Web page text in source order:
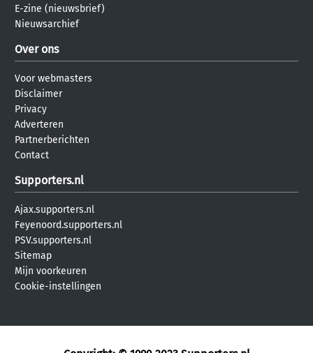
E-zine (nieuwsbrief)
Nieuwsarchief
Over ons
Voor webmasters
Disclaimer
Privacy
Adverteren
Partnerberichten
Contact
Supporters.nl
Ajax.supporters.nl
Feyenoord.supporters.nl
PSV.supporters.nl
Sitemap
Mijn voorkeuren
Cookie-instellingen